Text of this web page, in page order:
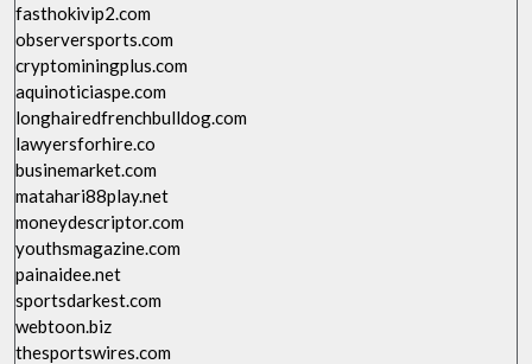
fasthokivip2.com
observersports.com
cryptominingplus.com
aquinoticiaspe.com
longhairedfrenchbulldog.com
lawyersforhire.co
businemarket.com
matahari88play.net
moneydescriptor.com
youthsmagazine.com
painaidee.net
sportsdarkest.com
webtoon.biz
thesportswires.com